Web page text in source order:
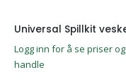
Logg inn for å se priser og
handle